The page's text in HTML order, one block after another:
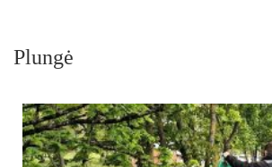
Plungė